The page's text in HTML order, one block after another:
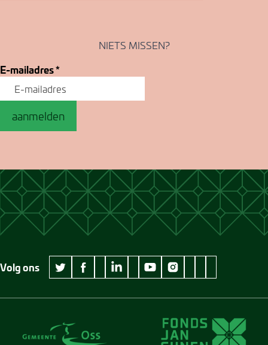
NIETS MISSEN?
E-mailadres*
aanmelden
Volg ons
twitter Museum Jan Cunen
facebook Museum Jan Cunen
wikipedia Museum Jan Cunen
linkedin Museum Jan Cunen
googleplus Museum Jan Cunen
youtube Museum Jan Cunen
instagram Museum